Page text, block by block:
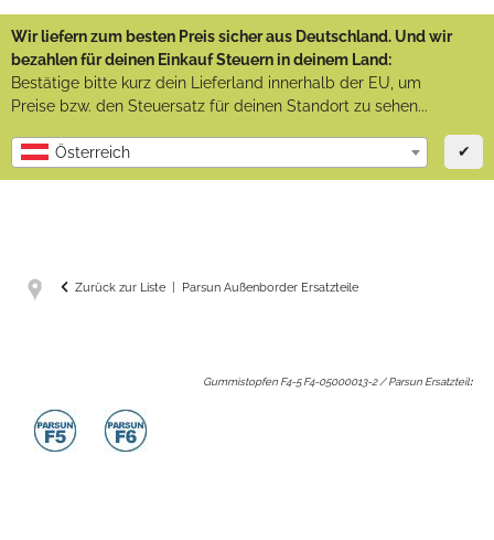
Wir liefern zum besten Preis sicher aus Deutschland. Und wir
bezahlen für deinen Einkauf Steuern in deinem Land:
Bestätige bitte kurz dein Lieferland innerhalb der EU, um
Preise bzw. den Steuersatz für deinen Standort zu sehen...
Österreich ✔
Zurück zur Liste Parsun Außenborder Ersatzteile
Gummistopfen F4-5 F4-05000013-2 / Parsun Ersatzteil: